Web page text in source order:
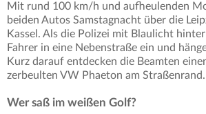
Mit rund 100 km/h und aufheulenden
beiden Autos Samstagnacht über die
Kassel. Als die Polizei mit Blaulicht
Fahrer in eine Nebenstraße ein und
Kurz darauf entdecken die Beamten
zerbeulten VW Phaeton am Straßenrand.
Wer saß im weißen Golf?